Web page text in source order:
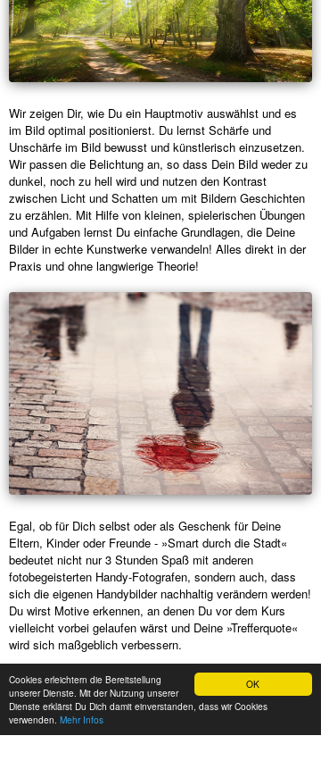
OK
Cookies erleichtern die Bereitstellung
unserer Dienste. Mit der Nutzung unserer
Dienste erklärst Du Dich damit einverstanden, dass wir Cookies
verwenden. Mehr Infos
Wir zeigen Dir, wie Du ein Hauptmotiv auswählst und es
im Bild optimal positionierst. Du lernst Schärfe und
Unschärfe im Bild bewusst und künstlerisch einzusetzen.
Wir passen die Belichtung an, so dass Dein Bild weder zu
dunkel, noch zu hell wird und nutzen den Kontrast
zwischen Licht und Schatten um mit Bildern Geschichten
zu erzählen. Mit Hilfe von kleinen, spielerischen Übungen
und Aufgaben lernst Du einfache Grundlagen, die Deine
Bilder in echte Kunstwerke verwandeln! Alles direkt in der
Praxis und ohne langwierige Theorie!
Egal, ob für Dich selbst oder als Geschenk für Deine
Eltern, Kinder oder Freunde - »Smart durch die Stadt«
bedeutet nicht nur 3 Stunden Spaß mit anderen
fotobegeisterten Handy-Fotografen, sondern auch, dass
sich die eigenen Handybilder nachhaltig verändern werden!
Du wirst Motive erkennen, an denen Du vor dem Kurs
vielleicht vorbei gelaufen wärst und Deine »Trefferquote«
wird sich maßgeblich verbessern.
Freue Dich über sichtbare Erinnerungen an die Dinge, die
Dich wirklich bewegen!
MITBRINGEN